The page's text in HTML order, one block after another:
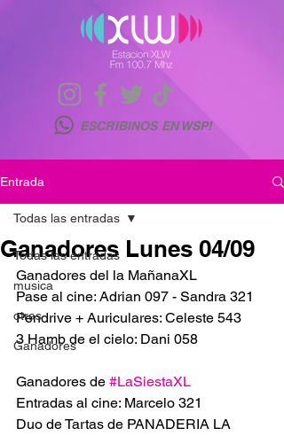
ESCRIBINOS EN WSP!
Entrada
Todas las entradas
musica
otras
Ganadores
Todas las entradas
Ganadores Lunes 04/09
Ganadores del la MañanaXL
Pase al cine: Adrian 097 - Sandra 321
Pendrive + Auriculares: Celeste 543
3 Hamb de el cielo: Dani 058
Ganadores de #LaSiestaXL
Entradas al cine: Marcelo 321
Duo de Tartas de PANADERIA LA